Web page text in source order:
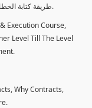
طريقة كتابة الخطابات بشكل احترافي و كيفية عمل مطالبات و غيرها الكثير.
Execution Course,
Level Till The Level
Why Contracts,